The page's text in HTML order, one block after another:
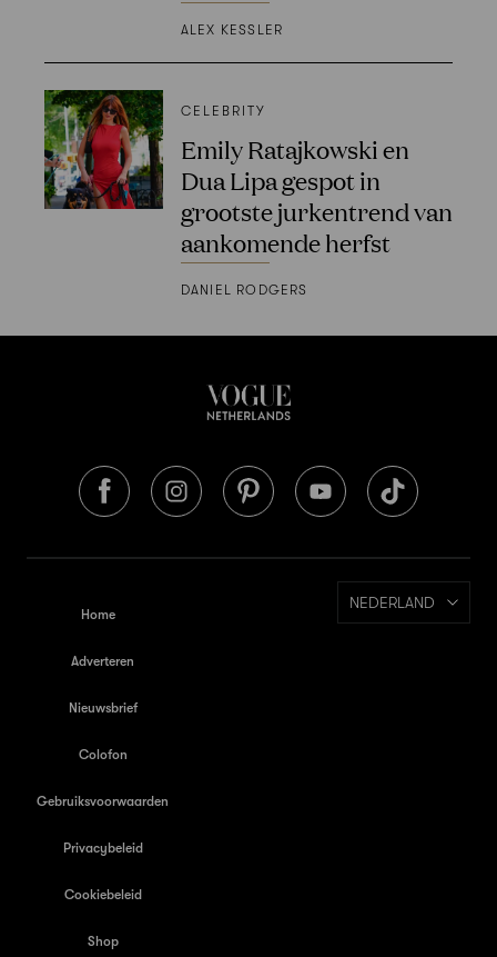
ALEX KESSLER
CELEBRITY
Emily Ratajkowski en
Dua Lipa gespot in
grootste jurkentrend van
aankomende herfst
DANIEL RODGERS
Home
Adverteren
Nieuwsbrief
Colofon
Gebruiksvoorwaarden
Privacybeleid
Cookiebeleid
Shop
NEDERLAND